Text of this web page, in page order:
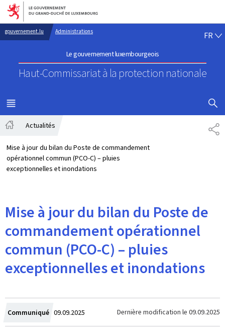
Aller au menu principal
Aller au contenu
gouvernement.lu Administrations
Le gouvernement luxembourgeois
Haut-Commissariat à la protection nationale
FR
MENU
PRINCIPAL
Actualités
Mise à jour du bilan du Poste de commandement
opérationnel commun (PCO-C) – pluies
exceptionnelles et inondations
Mise à jour du bilan du Poste de
commandement opérationnel
commun (PCO-C) – pluies
exceptionnelles et inondations
Communiqué Crée
le
09.09.2025 Dernière modification le 09.09.2025